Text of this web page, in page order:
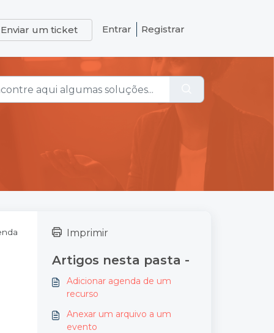
Enviar um ticket Entrar Registrar
Imprimir
Artigos nesta pasta -
Adicionar agenda de um
recurso
Anexar um arquivo a um
evento